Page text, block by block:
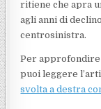
ritiene che apra
agli anni di
centrosinistra.
Per approfondire
puoi leggere
svolta a destra